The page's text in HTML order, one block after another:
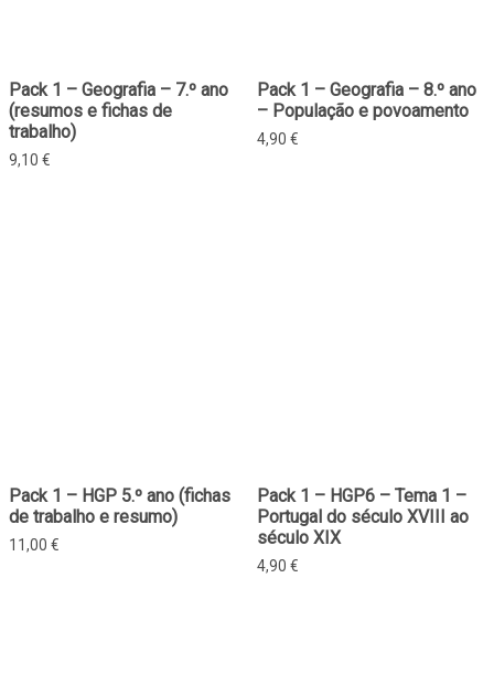
Pack 1 – Geografia – 7.º ano
(resumos e fichas de
trabalho)
9,10 €
Pack 1 – Geografia – 8.º ano
– População e povoamento
4,90 €
Pack 1 – HGP 5.º ano (fichas
de trabalho e resumo)
11,00 €
Pack 1 – HGP6 – Tema 1 –
Portugal do século XVIII ao
século XIX
4,90 €